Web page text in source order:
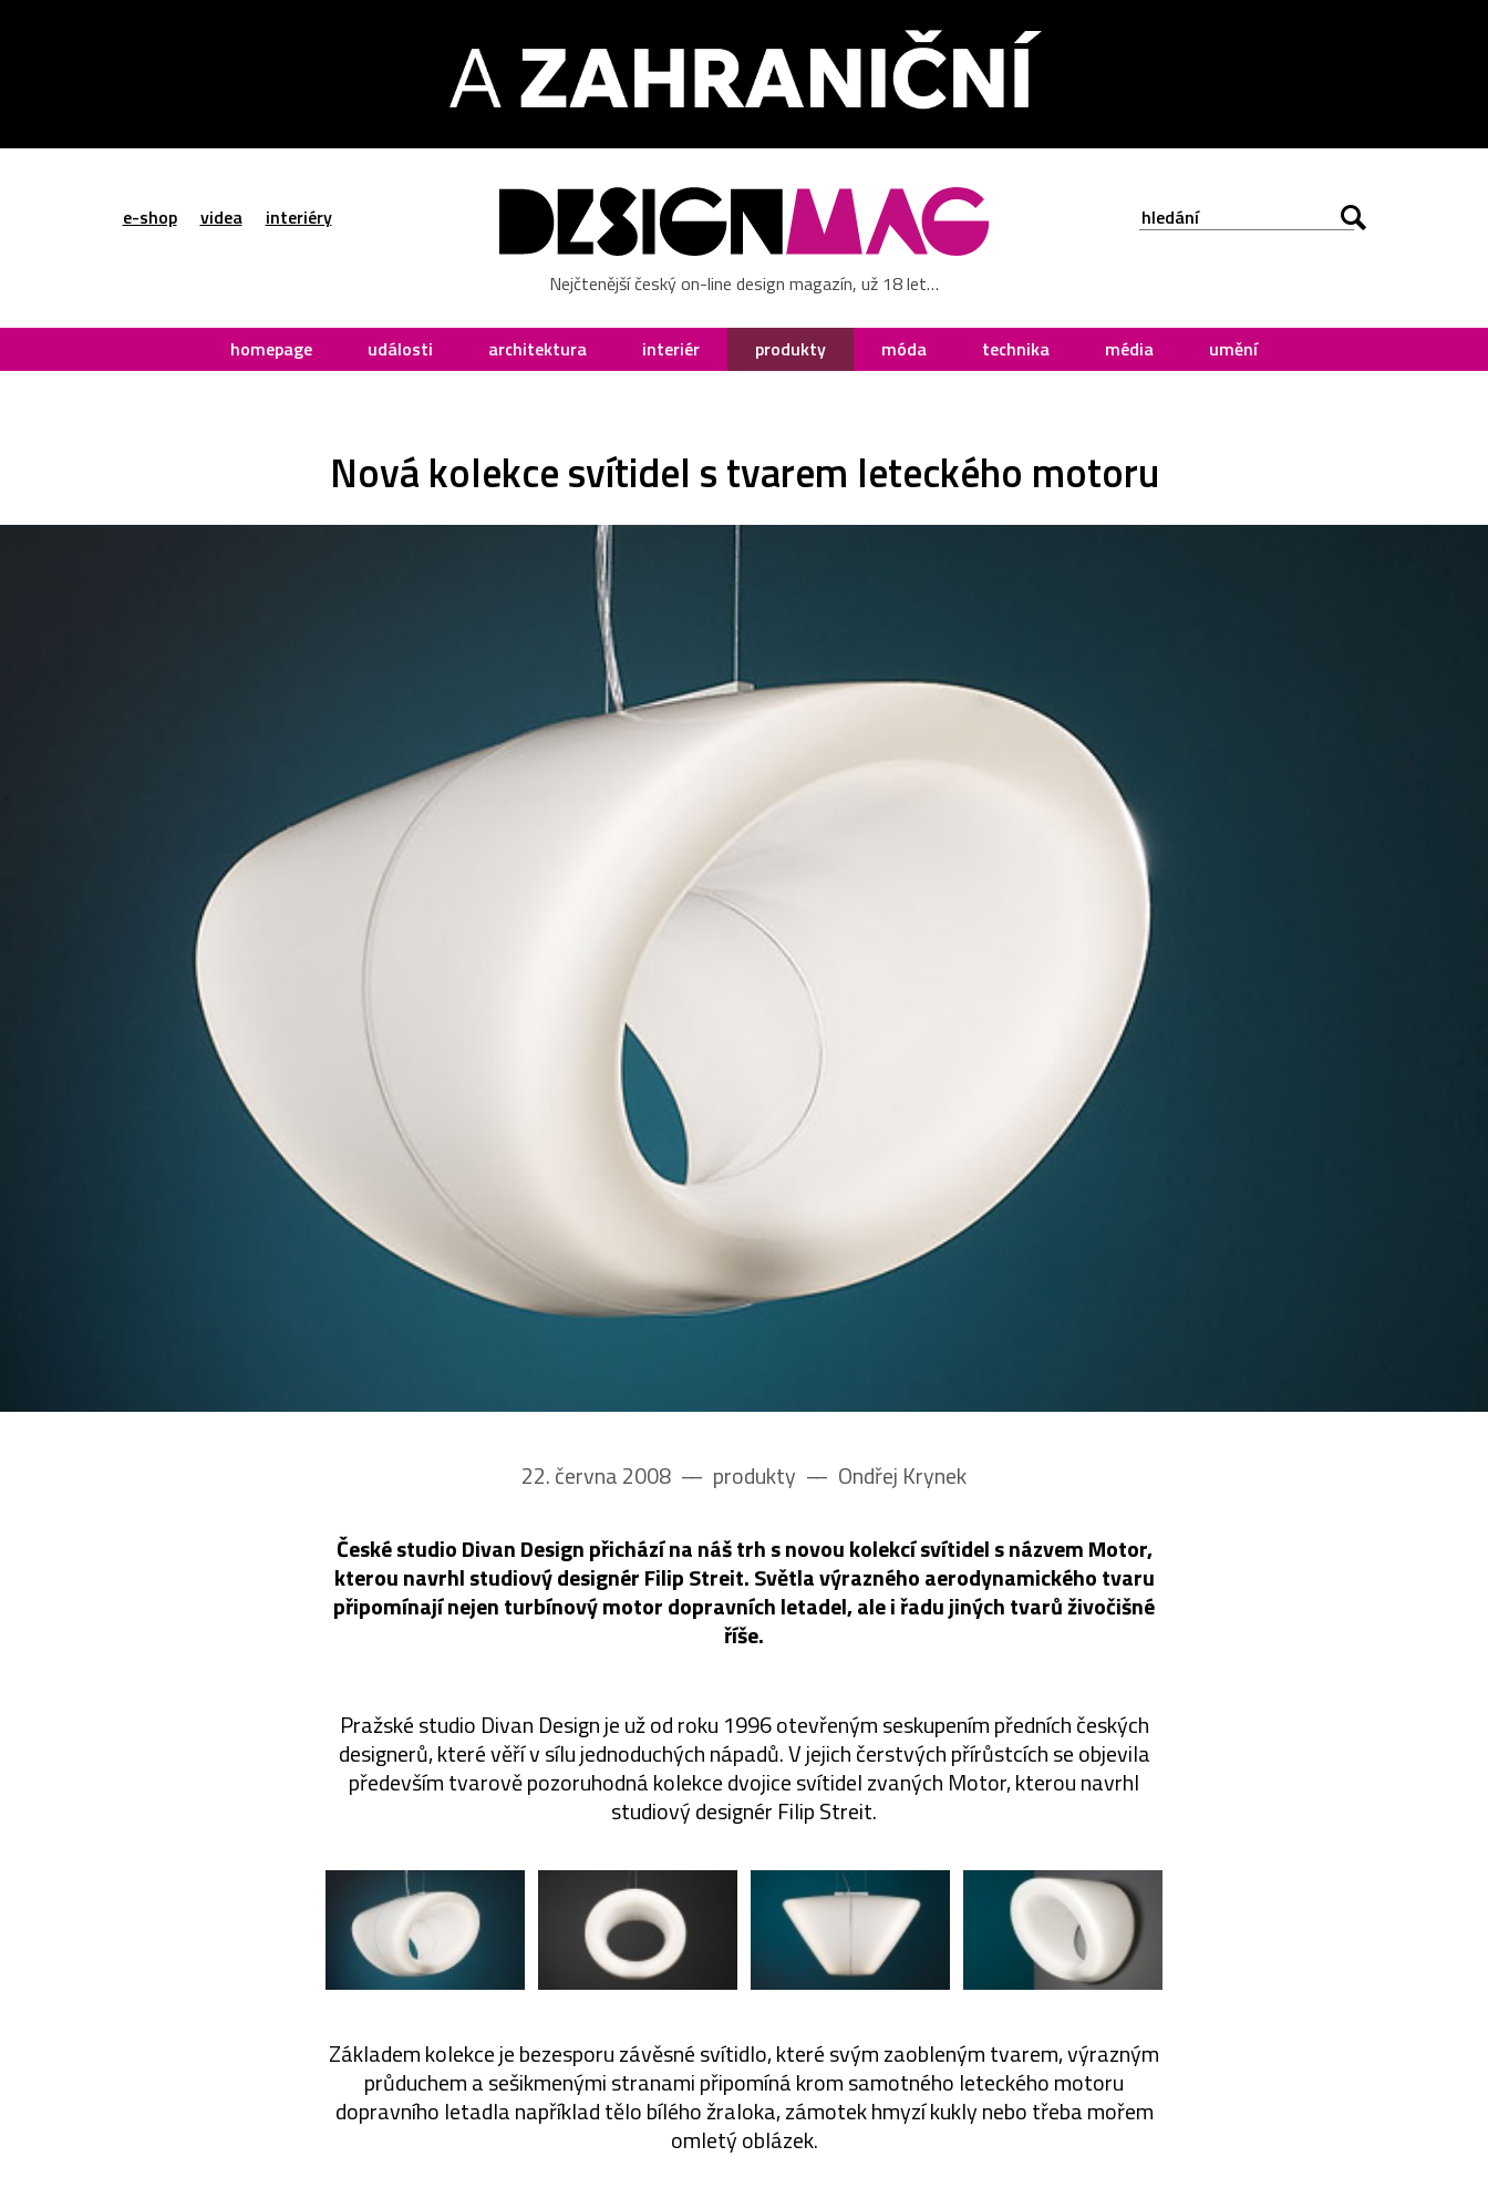
e-shop videa interiéry
Nejčtenější český on-line design magazín, už 18 let…
homepage události architektura interiér produkty móda technika média umění
Nová kolekce svítidel s tvarem leteckého motoru
22. června 2008 –– produkty –– Ondřej Krynek
České studio Divan Design přichází na náš trh s novou kolekcí svítidel s názvem Motor,
kterou navrhl studiový designér Filip Streit. Světla výrazného aerodynamického tvaru
připomínají nejen turbínový motor dopravních letadel, ale i řadu jiných tvarů živočišné
říše.
Pražské studio Divan Design je už od roku 1996 otevřeným seskupením předních českých
designerů, které věří v sílu jednoduchých nápadů. V jejich čerstvých přírůstcích se objevila
především tvarově pozoruhodná kolekce dvojice svítidel zvaných Motor, kterou navrhl
studiový designér Filip Streit.
Základem kolekce je bezesporu závěsné svítidlo, které svým zaobleným tvarem, výrazným
průduchem a sešikmenými stranami připomíná krom samotného leteckého motoru
dopravního letadla například tělo bílého žraloka, zámotek hmyzí kukly nebo třeba mořem
omletý oblázek.